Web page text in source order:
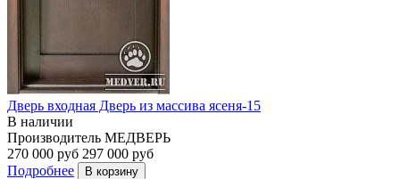
Дверь входная Дверь из массива ясеня-15
В наличии
Производитель МЕДВЕРЬ
270 000 руб 297 000 руб
Подробнее
В корзину